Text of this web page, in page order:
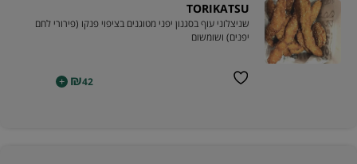
TORIKATSU
שניצלוני עוף בסגנון יפני מטוגנים בציפוי פנקו (פירורי לחם
יפנים) ושומשום
₪42
+